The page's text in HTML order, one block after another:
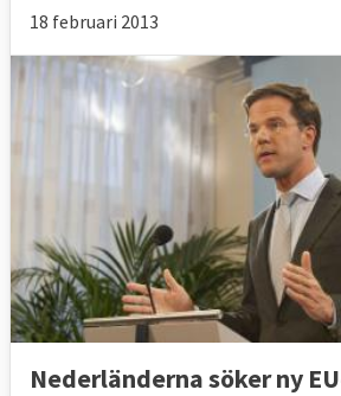
18 februari 2013
Nederländerna söker ny